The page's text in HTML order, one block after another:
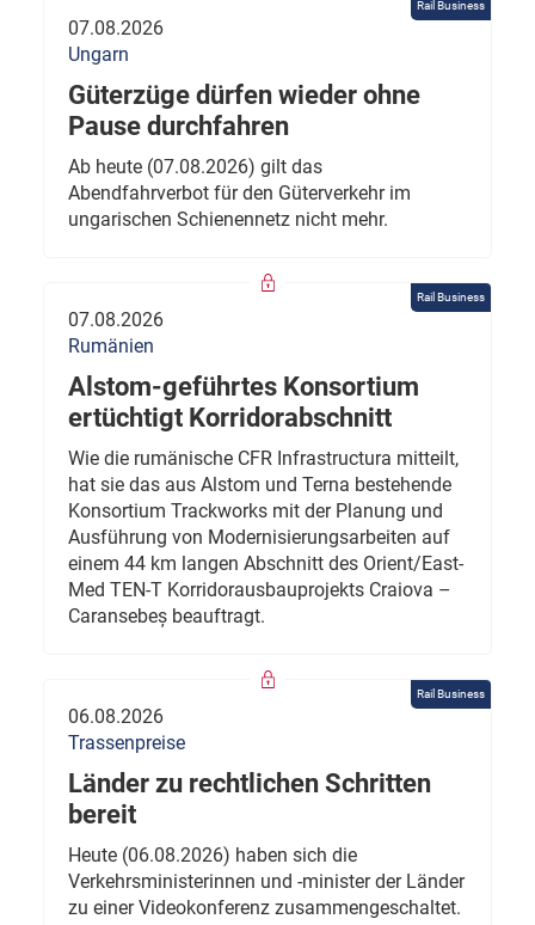
Rail Business
07.08.2026
Ungarn
Güterzüge dürfen wieder ohne
Pause durchfahren
Ab heute (07.08.2026) gilt das
Abendfahrverbot für den Güterverkehr im
ungarischen Schienennetz nicht mehr.
Rail Business
07.08.2026
Rumänien
Alstom-geführtes Konsortium
ertüchtigt Korridorabschnitt
Wie die rumänische CFR Infrastructura mitteilt,
hat sie das aus Alstom und Terna bestehende
Konsortium Trackworks mit der Planung und
Ausführung von Modernisierungsarbeiten auf
einem 44 km langen Abschnitt des Orient/East-
Med TEN-T Korridorausbauprojekts Craiova –
Caransebeș beauftragt.
Rail Business
06.08.2026
Trassenpreise
Länder zu rechtlichen Schritten
bereit
Heute (06.08.2026) haben sich die
Verkehrsministerinnen und -minister der Länder
zu einer Videokonferenz zusammengeschaltet.